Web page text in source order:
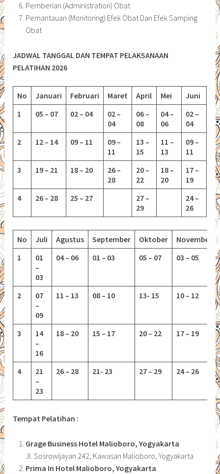
Pemberian (Administration) Obat
Pemantauan (Monitoring) Efek Obat Dan Efek Samping
Obat
JADWAL TANGGAL DAN TEMPAT PELAKSANAAN
PELATIHAN 2026
No Januari Februari Maret April Mei
Juni
1
05 – 07 02 – 04
02 –
04
06 –
08
04 –
06
02 –
04
2
12 – 14 09 – 11
09 –
11
13 –
15
11 –
13
09 –
11
3
19 – 21 18 – 20
26 –
28
20 –
22
18 –
20
17 –
19
4
26 – 28 25 – 27
27 –
29
24 –
26
No Juli Agustus September Oktober
November
1
01
–
03
04 – 06 01 – 03 05 – 07 03 – 05
2
07
–
09
11 – 13 08 – 10 13- 15 10 – 12
3
14
–
16
18 – 20 15 – 17 20 – 22 17 – 19
4
21
–
23
26 – 28 21- 23 27 – 29 24 – 26
Tempat Pelatihan :
Grage Business Hotel Malioboro, Yogyakarta
Jl. Sosrowijayan 242, Kawasan Malioboro, Yogyakarta
Prima In Hotel Malioboro, Yogyakarta